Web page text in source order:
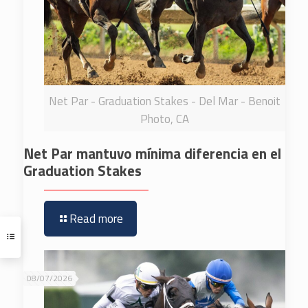
Net Par - Graduation Stakes - Del Mar - Benoit
Photo, CA
Net Par mantuvo mínima diferencia en el
Graduation Stakes
Read more
08/07/2026